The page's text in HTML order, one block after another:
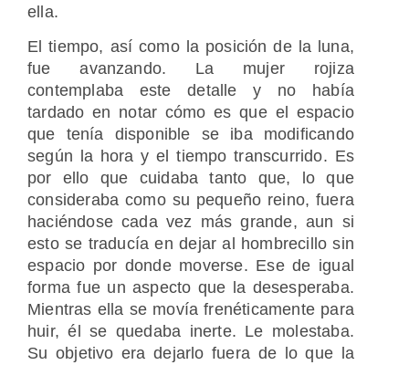
ella.
El tiempo, así como la posición de la luna,
fue avanzando. La mujer rojiza
contemplaba este detalle y no había
tardado en notar cómo es que el espacio
que tenía disponible se iba modificando
según la hora y el tiempo transcurrido. Es
por ello que cuidaba tanto que, lo que
consideraba como su pequeño reino, fuera
haciéndose cada vez más grande, aun si
esto se traducía en dejar al hombrecillo sin
espacio por donde moverse. Ese de igual
forma fue un aspecto que la desesperaba.
Mientras ella se movía frenéticamente para
huir, él se quedaba inerte. Le molestaba.
Su objetivo era dejarlo fuera de lo que la